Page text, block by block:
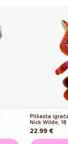
Plišasta
Nick Wilde, 18
Redna
cena
22.99 €